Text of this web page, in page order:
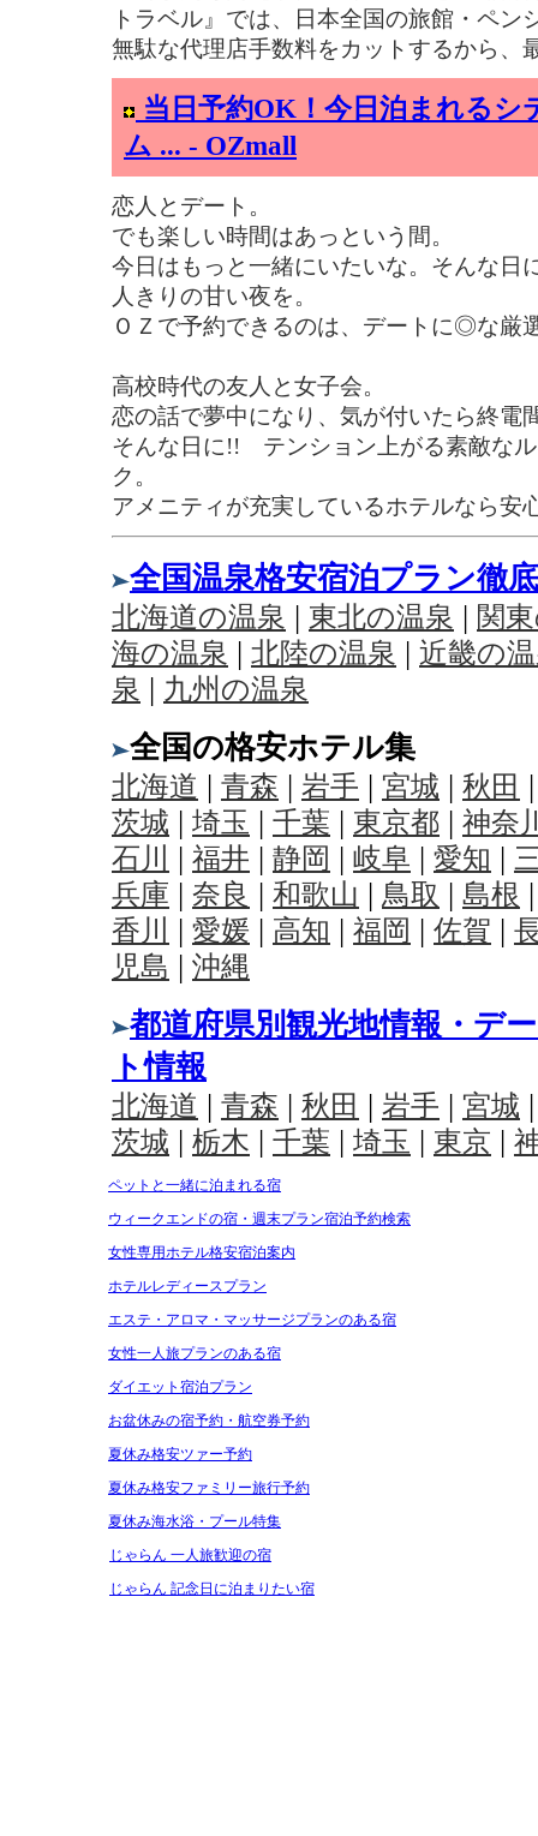
トラベル』では、日本全国の旅館・ペ
無駄な代理店手数料をカットするから、
当日予約OK！今日泊まれる
ム ... - OZmall
恋人とデート。
でも楽しい時間はあっという間。
今日はもっと一緒にいたいな。そんな
人きりの甘い夜を。
ＯＺで予約できるのは、デートに◎な厳
高校時代の友人と女子会。
恋の話で夢中になり、気が付いたら終電
そんな日に!! テンション上がる素敵な
ク。
アメニティが充実しているホテルなら安
ペットと一緒に泊まれる宿
ウィークエンドの宿・週末プラン宿泊予約検索
女性専用ホテル格安宿泊案内
ホテルレディースプラン
エステ・アロマ・マッサージプランのある宿
女性一人旅プランのある宿
ダイエット宿泊プラン
お盆休みの宿予約・航空券予約
夏休み格安ツァー予約
夏休み格安ファミリー旅行予約
夏休み海水浴・プール特集
じゃらん 一人旅歓迎の宿
じゃらん 記念日に泊まりたい宿